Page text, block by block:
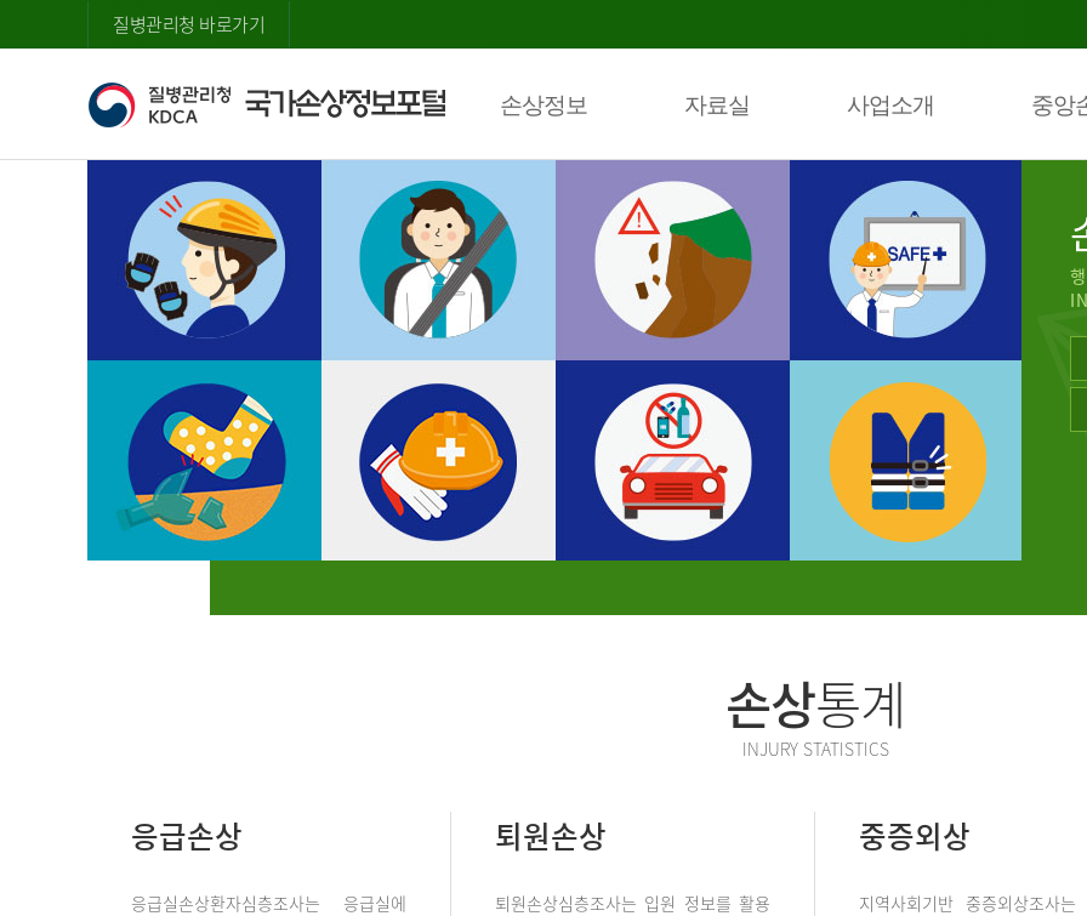
질병관리청 바로가기
손상정보 자료실 사업소개 중앙
손상통계
INJURY STATISTICS
응급손상
응급실손상환자심층조사는 응급실에
퇴원손상
퇴원손상심층조사는 입원 정보를 활용
중증외상
지역사회기반 중증외상조사는